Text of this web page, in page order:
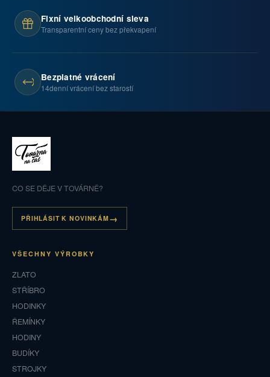
Fixní velkoobchodní sleva
Transparentní ceny bez překvapení
Bezplatné vrácení
14denní vrácení bez starostí
CO SE DĚJE V TOVÁRNĚ?
PŘIHLÁSIT K NOVINKÁM
VŠECHNY VÝROBKY
ZLATO
STŘÍBRO
HODINKY
ŘEMÍNKY
HODINY
BUDÍKY
STROJKY